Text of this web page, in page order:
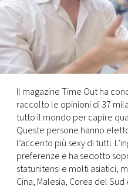
TV
PRINCIPATO
DI
RMC
CONSIGLIA
Il magazine Time Out ha
raccolto le opinioni di 37
tutto il mondo per capire
Queste persone hanno
l’accento più sexy di tutti.
preferenze e ha sedotto
statunitensi e molti asiatici,
Cina, Malesia, Corea del